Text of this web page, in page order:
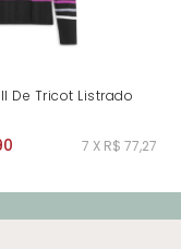
De Tricot Listrado
7 X R$ 77,27